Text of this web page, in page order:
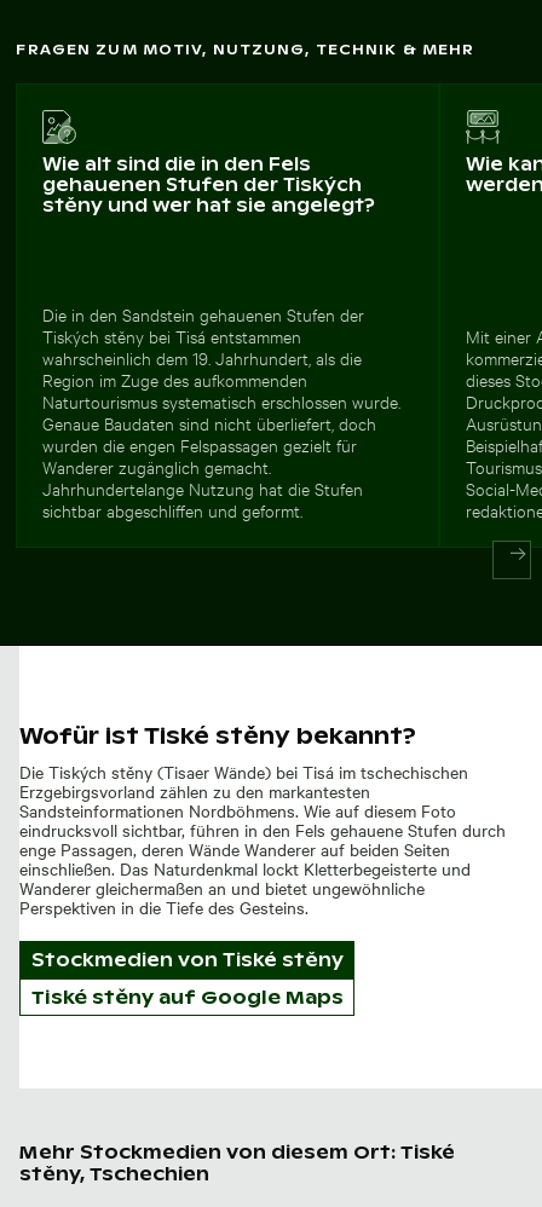
FRAGEN ZUM MOTIV, NUTZUNG, TECHNIK & MEHR
Wie alt sind die in den Fels
gehauenen Stufen der Tiských
stěny und wer hat sie angelegt?
Die in den Sandstein gehauenen Stufen der
Tiských stěny bei Tisá entstammen
wahrscheinlich dem 19. Jahrhundert, als die
Region im Zuge des aufkommenden
Naturtourismus systematisch erschlossen wurde.
Genaue Baudaten sind nicht überliefert, doch
wurden die engen Felspassagen gezielt für
Wanderer zugänglich gemacht.
Jahrhundertelange Nutzung hat die Stufen
sichtbar abgeschliffen und geformt.
Wie
Mit einer
dieses
Social-
Wofür ist Tiské stěny bekannt?
Die Tiských stěny (Tisaer Wände) bei Tisá im tschechischen
Erzgebirgsvorland zählen zu den markantesten
Sandsteinformationen Nordböhmens. Wie auf diesem Foto
eindrucksvoll sichtbar, führen in den Fels gehauene Stufen durch
enge Passagen, deren Wände Wanderer auf beiden Seiten
einschließen. Das Naturdenkmal lockt Kletterbegeisterte und
Wanderer gleichermaßen an und bietet ungewöhnliche
Perspektiven in die Tiefe des Gesteins.
Stockmedien von Tiské stěny
Tiské stěny auf Google Maps
Mehr Stockmedien von diesem Ort: Tiské
stěny, Tschechien